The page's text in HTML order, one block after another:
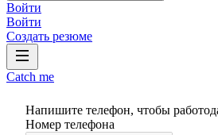
Войти
Войти
Создать резюме
Catch me
Напишите телефон, чтобы
Номер телефона